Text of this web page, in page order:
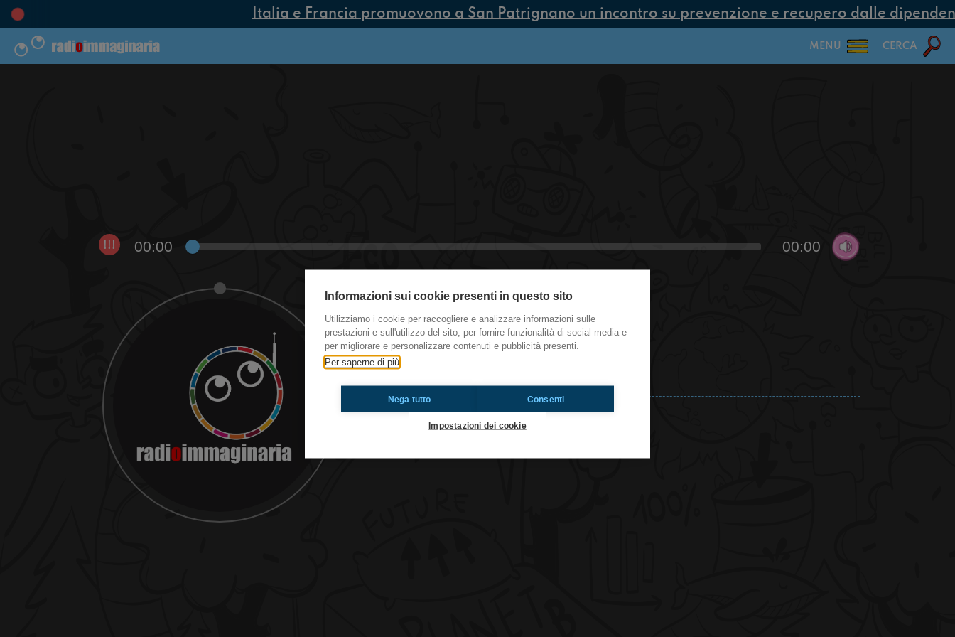
Italia e Francia promuovono a San Patrignano un incontro su prevenzione e recupero dalle
MENU CERCA
!!! 00:00 00:00
Cronache e Natale
Ti è piaciuto? Condividilo!
Informazioni sui cookie presenti in questo sito
Utilizziamo i cookie per raccogliere e analizzare informazioni sulle
prestazioni e sull'utilizzo del sito, per fornire funzionalità di social media e
per migliorare e personalizzare contenuti e pubblicità presenti.
Per saperne di più
Nega tutto Consenti
Impostazioni dei cookie